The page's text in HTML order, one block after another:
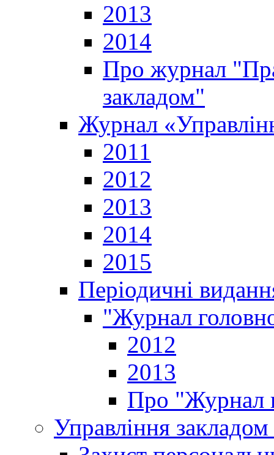
2013
2014
Про журнал
закладом"
Журнал
2011
2012
2013
2014
2015
Періодичні
"Журнал
2012
2013
Про "Журнал
Управління